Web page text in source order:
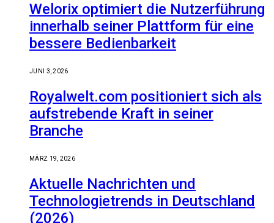
Welorix optimiert die Nutzerführung
innerhalb seiner Plattform für eine
bessere Bedienbarkeit
JUNI 3, 2026
Royalwelt.com positioniert sich als
aufstrebende Kraft in seiner
Branche
MÄRZ 19, 2026
Aktuelle Nachrichten und
Technologietrends in Deutschland
(2026)